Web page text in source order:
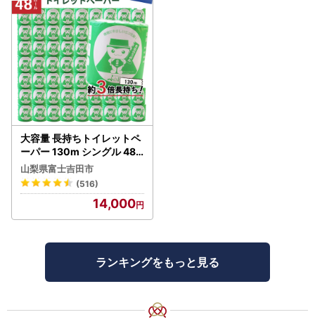
大容量 長持ちトイレットペ
ーパー 130m シングル 48R
芯なし 3倍巻 トイレット
山梨県富士吉田市
(516)
14,000
ランキングをもっと見る